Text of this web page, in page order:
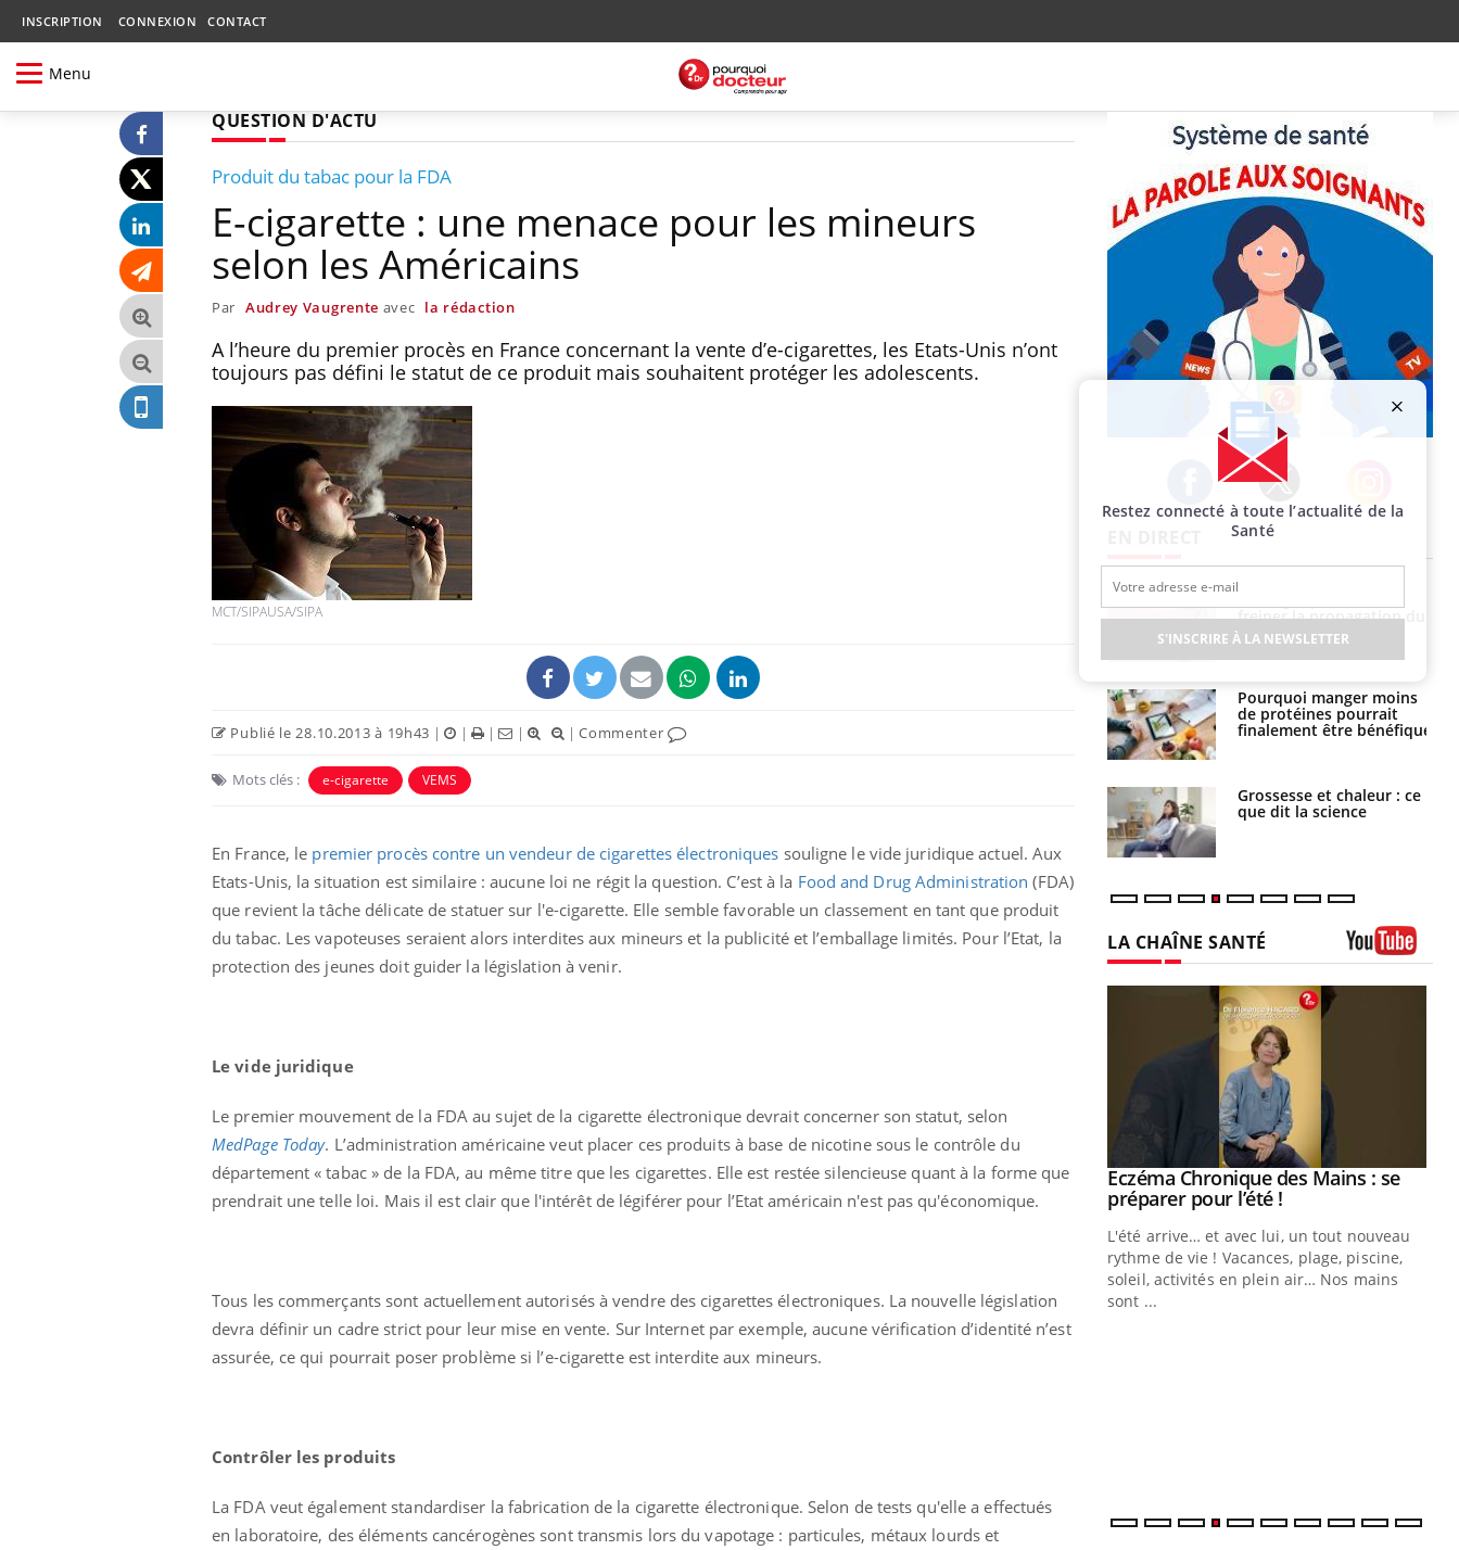
INSCRIPTION CONNEXION CONTACT
Menu
QUESTION D'ACTU
Produit du tabac pour la FDA
E-cigarette : une menace pour les mineurs
selon les Américains
Par Audrey Vaugrente avec la rédaction
A l’heure du premier procès en France concernant la vente d’e-cigarettes, les Etats-Unis n’ont
toujours pas défini le statut de ce produit mais souhaitent protéger les adolescents.
MCT/SIPAUSA/SIPA
Publié le 28.10.2013 à 19h43 | | | | |Commenter
Mots clés : e-cigarette VEMS
En France, le premier procès contre un vendeur de cigarettes électroniques souligne le vide juridique actuel. Aux
Etats-Unis, la situation est similaire : aucune loi ne régit la question. C’est à la Food and Drug Administration (FDA)
que revient la tâche délicate de statuer sur l'e-cigarette. Elle semble favorable un classement en tant que produit
du tabac. Les vapoteuses seraient alors interdites aux mineurs et la publicité et l’emballage limités. Pour l’Etat, la
protection des jeunes doit guider la législation à venir.
Le vide juridique
Le premier mouvement de la FDA au sujet de la cigarette électronique devrait concerner son statut, selon
MedPage Today. L’administration américaine veut placer ces produits à base de nicotine sous le contrôle du
département « tabac » de la FDA, au même titre que les cigarettes. Elle est restée silencieuse quant à la forme que
prendrait une telle loi. Mais il est clair que l'intérêt de légiférer pour l’Etat américain n'est pas qu'économique.
Tous les commerçants sont actuellement autorisés à vendre des cigarettes électroniques. La nouvelle législation
devra définir un cadre strict pour leur mise en vente. Sur Internet par exemple, aucune vérification d’identité n’est
assurée, ce qui pourrait poser problème si l’e-cigarette est interdite aux mineurs.
Contrôler les produits
La FDA veut également standardiser la fabrication de la cigarette électronique. Selon de tests qu'elle a effectués
en laboratoire, des éléments cancérogènes sont transmis lors du vapotage : particules, métaux lourds et
Facebook Twitter Instagram
Toujours connectés :
comment le travail
changé la donne au Pays
Chikungunya, dengue,
France ?
Cytomégalovirus : ce qui
charge des femmes
tous les jours se profile-t- freiner la propagation du
cancer ?
Pourquoi manger moins
de protéines pourrait
finalement être bénéfique
Grossesse et chaleur : ce
que dit la science
LA CHAÎNE SANTÉ
Eczéma Chronique des Mains :
expliquer ma maladieYoutube
Youtube
Carence en fer : comprendre pour
prévenir Youtube
...
Youtube
Insuline & Charge mentale : et si on
osait en parler??Youtube
Youtube
Eczéma Chronique des Mains : se
préparer pour l’été !Youtube
L'été arrive… et avec lui, un tout nouveau
rythme de vie ! Vacances, plage, piscine,
soleil, activités en plein air… Nos mains
sont ...
Restez connecté à toute l’actualité de la
Santé
S'INSCRIRE À LA NEWSLETTER